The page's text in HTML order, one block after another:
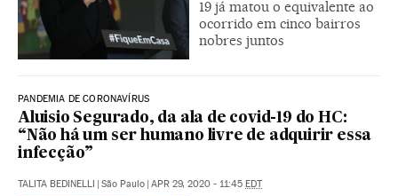
19 já matou o equivalente ao
ocorrido em cinco bairros
nobres juntos
PANDEMIA DE CORONAVÍRUS
Aluisio Segurado, da ala de covid-19 do HC:
“Não há um ser humano livre de adquirir essa
infecção”
TALITA BEDINELLI | São Paulo | APR 29, 2020 - 11:45 EDT